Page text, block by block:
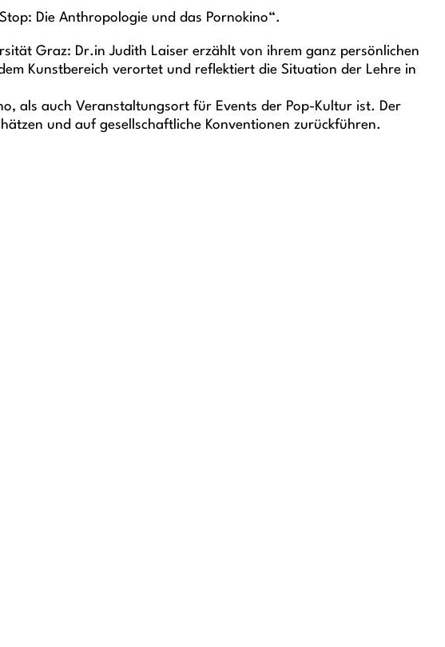
Die Anthropologie und das Pornokino“.
Graz: Dr.in Judith Laiser erzählt von ihrem ganz persönlichen
Kunstbereich verortet und reflektiert die Situation der Lehre in
als auch Veranstaltungsort für Events der Pop-Kultur ist. Der
und auf gesellschaftliche Konventionen zurückführen.